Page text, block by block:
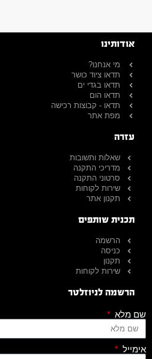
אודותינו
מי אנחנו?
תדאו ציוד כושר
תדאו בגדי ים
תדאו הום
תדאו - קבוצות רכישה
מפת אתר
עזרה
שאלות ותשובות
מדריכי התקנה
סרטוני התקנה
שירות לקוחות
תקנון אתר
תכנית שותפים
הרשמה
כניסה
תקנון
שירות לקוחות
הרשמה לניוזלטר
שם מלא
אימייל